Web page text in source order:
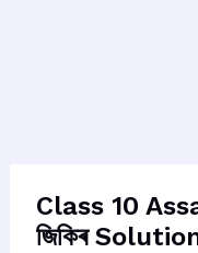
Class 10
জিকিৰ